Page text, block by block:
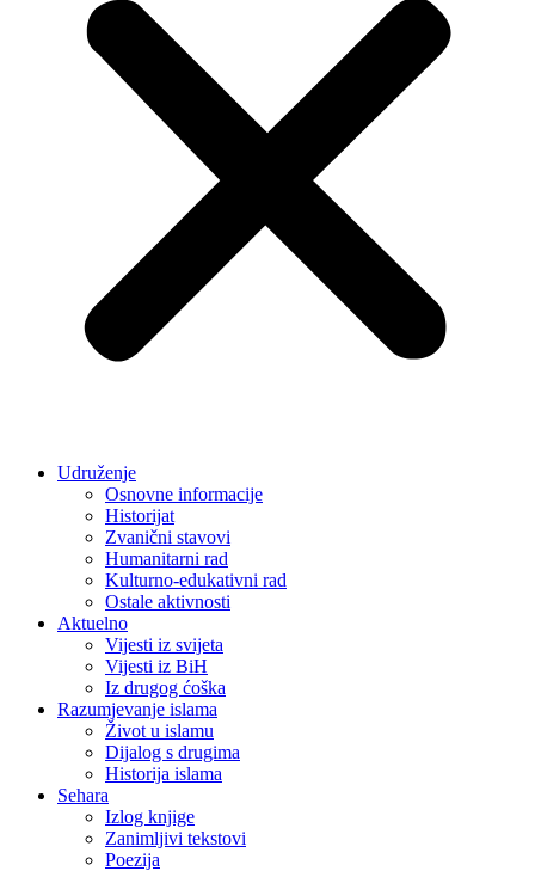
Udruženje
Osnovne informacije
Historijat
Zvanični stavovi
Humanitarni rad
Kulturno-edukativni rad
Ostale aktivnosti
Aktuelno
Vijesti iz svijeta
Vijesti iz BiH
Iz drugog ćoška
Razumjevanje islama
Život u islamu
Dijalog s drugima
Historija islama
Sehara
Izlog knjige
Zanimljivi tekstovi
Poezija